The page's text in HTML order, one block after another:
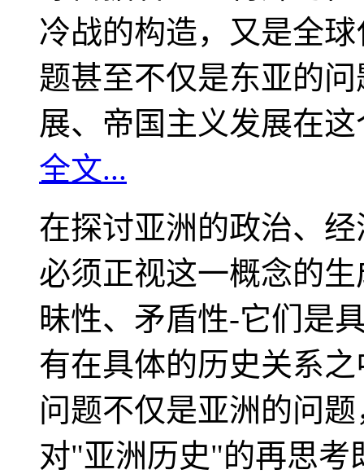
冷战的构造，又是全
题甚至不仅是东亚的
展、帝国主义发展在
全文...
在探讨亚洲的政治、
必须正视这一概念的
昧性、矛盾性-它们是
有在具体的历史关系
问题不仅是亚洲的问
对"亚洲历史"的再思考